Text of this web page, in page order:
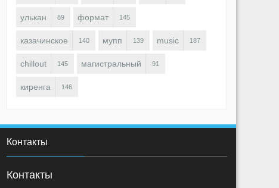
улькан 89 формат 145
казачинское 140 мупп 139 music 187
chillout 145 магистральный 91
киренга 146
Контакты
Контакты